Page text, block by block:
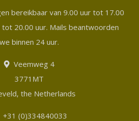
bereikbaar van 9.00 uur tot 17.00
tot 20.00 uur. Mails beantwoorden
we binnen 24 uur.
Veemweg 4
3771MT
the Netherlands
+31 (0)334840033